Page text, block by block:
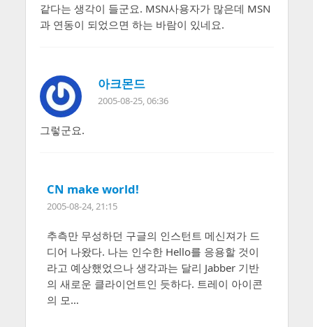
같다는 생각이 들군요. MSN사용자가 많은데 MSN
과 연동이 되었으면 하는 바람이 있네요.
아크몬드
2005-08-25, 06:36
그렇군요.
CN make world!
2005-08-24, 21:15
추측만 무성하던 구글의 인스턴트 메신져가 드
디어 나왔다. 나는 인수한 Hello를 응용할 것이
라고 예상했었으나 생각과는 달리 Jabber 기반
의 새로운 클라이언트인 듯하다. 트레이 아이콘
의 모…